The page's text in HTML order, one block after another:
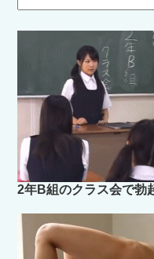
2年B組のクラス会で勃